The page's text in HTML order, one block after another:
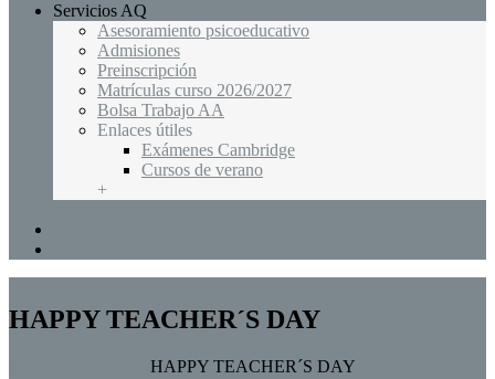
Servicios AQ
Asesoramiento psicoeducativo
Admisiones
Preinscripción
Matrículas curso 2026/2027
Bolsa Trabajo AA
Enlaces útiles
Exámenes Cambridge
Cursos de verano
+
HAPPY TEACHER´S DAY
HAPPY TEACHER´S DAY